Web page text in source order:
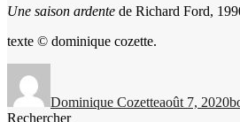
Une saison ardente de Richard Ford,
texte © dominique cozette.
Dominique Cozetteaoût 7, 2020
Rechercher